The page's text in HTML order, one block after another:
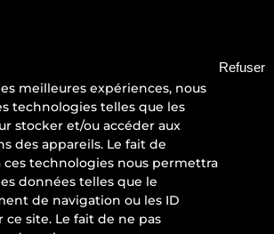
meilleures expériences, nous
technologies telles que les
stocker et/ou accéder aux
des appareils. Le fait de
ces technologies nous permettra
données telles que le
de navigation ou les ID
ce site. Le fait de ne pas
Refuser
45590 SAINT-CYR-EN-VAL
49 82 82 – Fax : +33(0)2 38 49 82
industrie.com